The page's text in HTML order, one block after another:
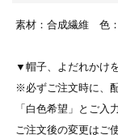
素材：合成繊維 色
▼帽子、よだれかけ
※必ずご注文時に、
「白色希望」とご入
ご注文後の変更はご